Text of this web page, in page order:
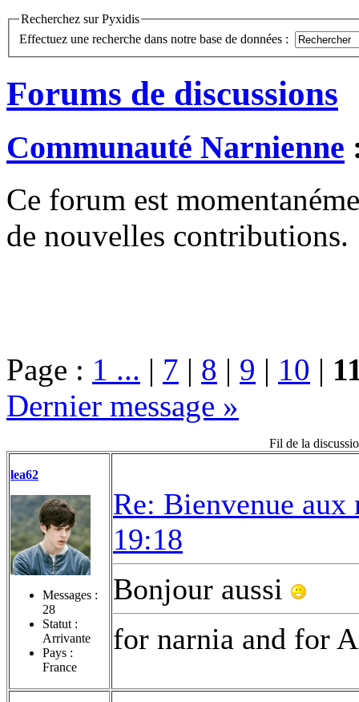
Recherchez sur Pyxidis
Effectuez une recherche dans notre base de données :
Forums de discussions
Communauté Narnienne
Ce forum est
de nouvelles contributions.
Page : 1 ... | 7 | 8 | 9 | 10 |
Dernier message »
Fil de la
lea62
Messages :
28
Statut :
Arrivante
Pays :
France
Re: Bienvenue
19:18
Bonjour aussi
for narnia and for